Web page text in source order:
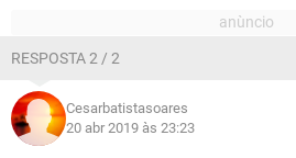
RESPOSTA 2 / 2
Cesarbatistasoares
20 abr 2019 às 23:23